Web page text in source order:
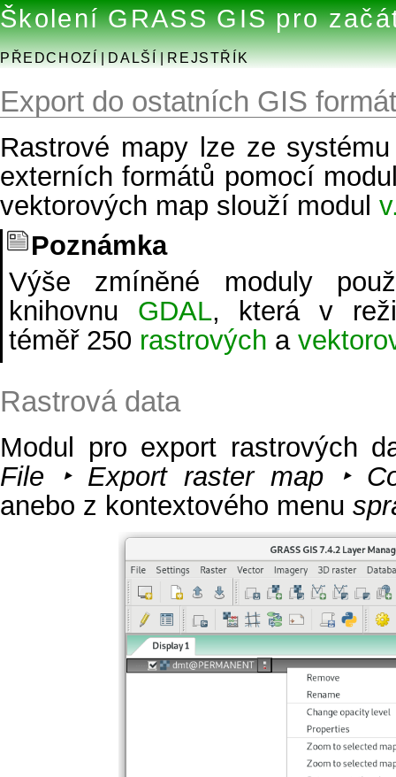
Školení GRASS GIS pro
PŘEDCHOZÍ|DALŠÍ|REJSTŘÍK
Export do ostatních GIS
Rastrové mapy lze ze
externích formátů pomocí
vektorových map slouží modul
Poznámka
Výše zmíněné moduly
knihovnu GDAL, která v
téměř 250 rastrových a
Rastrová data
Modul pro export rastrových
File ‣ Export raster map ‣
anebo z kontextového menu